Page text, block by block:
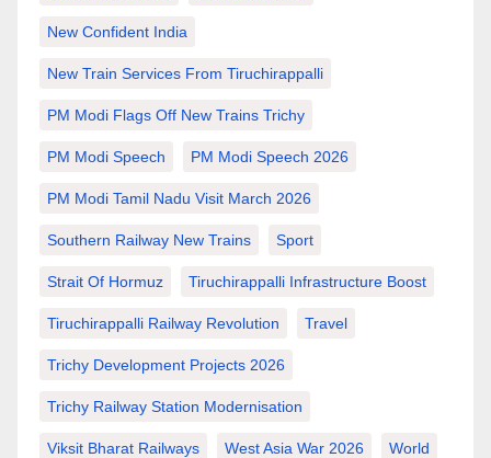
New Confident India
New Train Services From Tiruchirappalli
PM Modi Flags Off New Trains Trichy
PM Modi Speech PM Modi Speech 2026
PM Modi Tamil Nadu Visit March 2026
Southern Railway New Trains Sport
Strait Of Hormuz Tiruchirappalli Infrastructure Boost
Tiruchirappalli Railway Revolution Travel
Trichy Development Projects 2026
Trichy Railway Station Modernisation
Viksit Bharat Railways West Asia War 2026 World